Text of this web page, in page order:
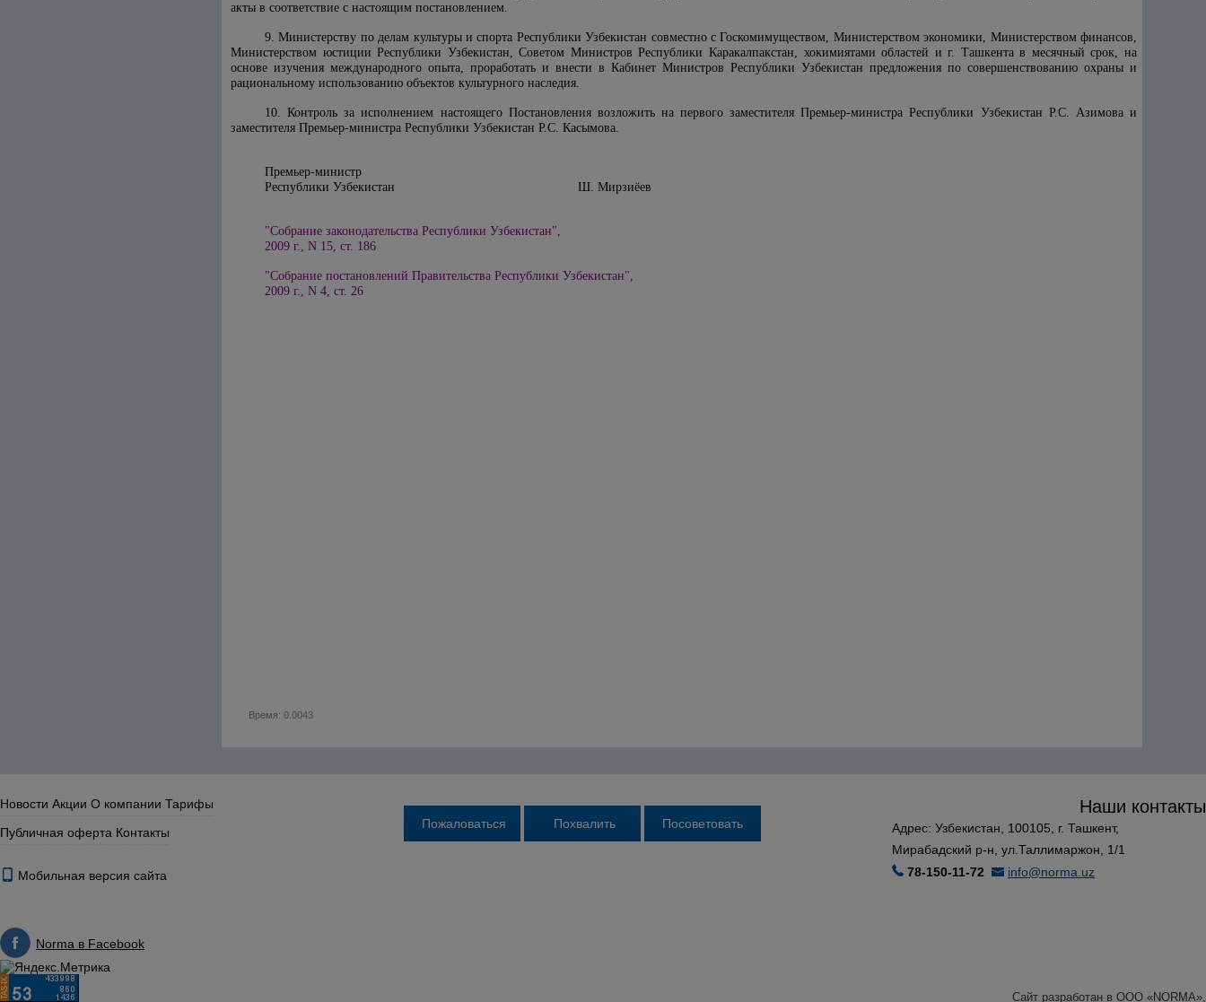
акты в соответствие с настоящим постановлением.
9. Министерству по делам культуры и спорта Республики Узбекистан совместно с Госкомимуществом, Министерством экономики, Министерством финансов,
Министерством юстиции Республики Узбекистан, Советом Министров Республики Каракалпакстан, хокимиятами областей и г. Ташкента в месячный срок, на
основе изучения международного опыта, проработать и внести в Кабинет Министров Республики Узбекистан предложения по совершенствованию охраны и
рациональному использованию объектов культурного наследия.
10. Контроль за исполнением настоящего Постановления возложить на первого заместителя Премьер-министра Республики Узбекистан Р.С. Азимова и
заместителя Премьер-министра Республики Узбекистан Р.С. Касымова.
Премьер-министр
Республики Узбекистан Ш. Мирзиёев
"Собрание законодательства Республики Узбекистан",
2009 г., N 15, ст. 186
"Собрание постановлений Правительства Республики Узбекистан",
2009 г., N 4, ст. 26
Время: 0.0043
Новости Акции О компании Тарифы
Публичная оферта Контакты
Наши контакты
Адрес: Узбекистан, 100105, г. Ташкент,
Мирабадский р-н, ул.Таллимаржон, 1/1
78-150-11-72
info@norma.uz
Мобильная версия сайта
Norma в Facebook
Сайт разработан в ООО «NORMA»,